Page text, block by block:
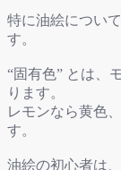
特に油絵につい
す。
“固有色” とは、
ります。
レモンなら黄色
す。
油絵の初心者は